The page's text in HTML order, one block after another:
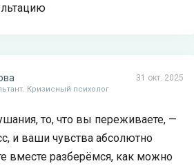
31 окт. 2025
Кризисный психолог
то, что вы переживаете, —
и ваши чувства абсолютно
вместе разберёмся, как можно